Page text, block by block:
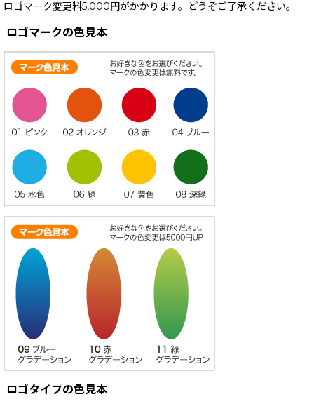
ロゴマーク変更料5,000円がかかります。どうぞご了承ください。
ロゴマークの色見本
ロゴタイプの色見本